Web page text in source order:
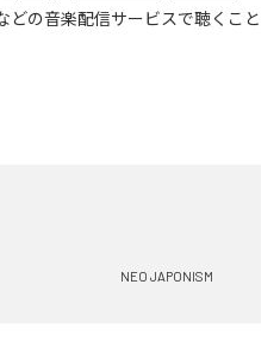
どの音楽配信サービスで聴くこと
NEO JAPONISM